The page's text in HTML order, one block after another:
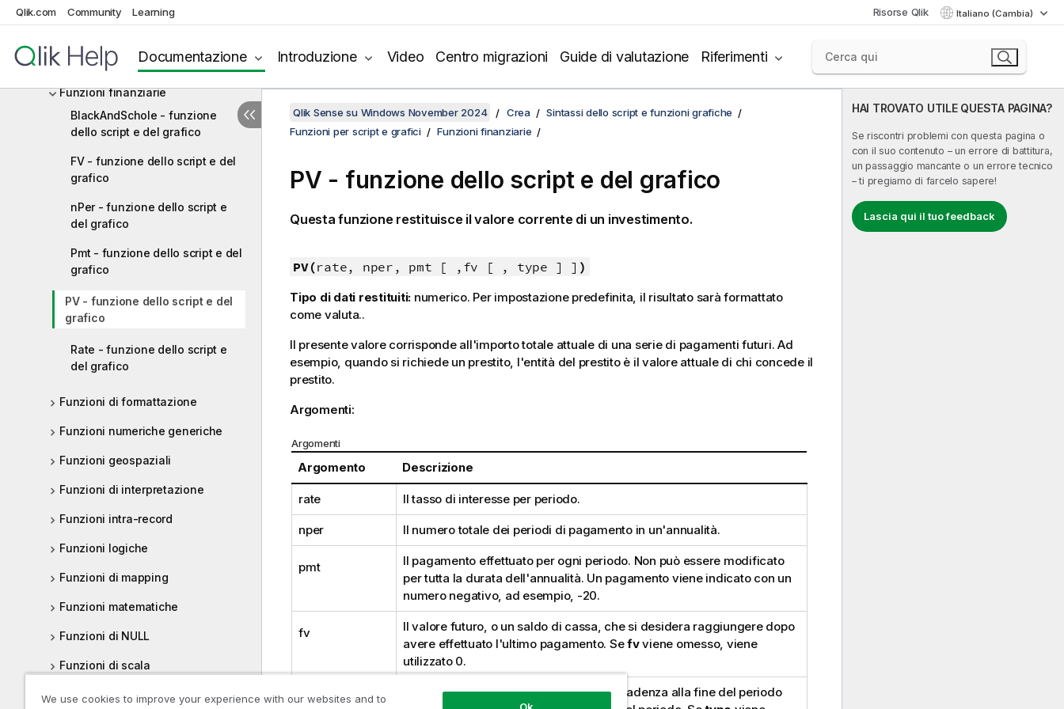
Qlik.com Community Learning Risorse Qlik Italiano (Cambia)
Documentazione Introduzione Video Centro migrazioni Guide di valutazione Riferimenti
Funzioni di file
Funzioni finanziarie
BlackAndSchole - funzione
dello script e del grafico
FV - funzione dello script e del
grafico
nPer - funzione dello script e
del grafico
Pmt - funzione dello script e del
grafico
PV - funzione dello script e del
grafico
Rate - funzione dello script e
del grafico
Funzioni di formattazione
Funzioni numeriche generiche
Funzioni geospaziali
Funzioni di interpretazione
Funzioni intra-record
Funzioni logiche
Funzioni di mapping
Funzioni matematiche
Funzioni di NULL
Funzioni di scala
Funzioni relazionali
HAI TROVATO UTILE QUESTA PAGINA?
Se riscontri problemi con questa pagina o
con il suo contenuto – un errore di battitura,
un passaggio mancante o un errore tecnico
– ti pregiamo di farcelo sapere!
Lascia qui il tuo feedback
Qlik Sense su Windows November 2024 Crea
Sintassi dello script e funzioni grafiche
Funzioni per script e grafici
Funzioni finanziarie
PV - funzione dello script e del grafico
Questa funzione restituisce il valore corrente di un investimento.
PV(rate, nper, pmt [ ,fv [ , type ] ] )
Tipo di dati restituiti: numerico. Per impostazione predefinita, il risultato sarà formattato
come valuta..
Il presente valore corrisponde all'importo totale attuale di una serie di pagamenti futuri. Ad
esempio, quando si richiede un prestito, l'entità del prestito è il valore attuale di chi concede il
prestito.
Argomenti:
Argomenti
Argomento Descrizione
rate Il tasso di interesse per periodo.
nper Il numero totale dei periodi di pagamento in un'annualità.
pmt
Il pagamento effettuato per ogni periodo. Non può essere modificato
per tutta la durata dell'annualità. Un pagamento viene indicato con un
numero negativo, ad esempio, -20.
fv
Il valore futuro, o un saldo di cassa, che si desidera raggiungere dopo
avere effettuato l'ultimo pagamento. Sefvviene omesso, viene
utilizzato 0.
type
Deve essere 0 se i pagamenti sono in scadenza alla fine del periodo
We use cookies to improve your experience with our websites and to